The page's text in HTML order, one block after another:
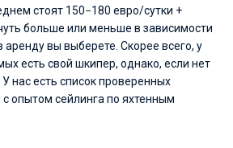
стоят 150−180 евро/сутки +
больше или меньше в зависимости
аренду вы выберете. Скорее всего, у
есть свой шкипер, однако, если нет
нас есть список проверенных
опытом сейлинга по яхтенным